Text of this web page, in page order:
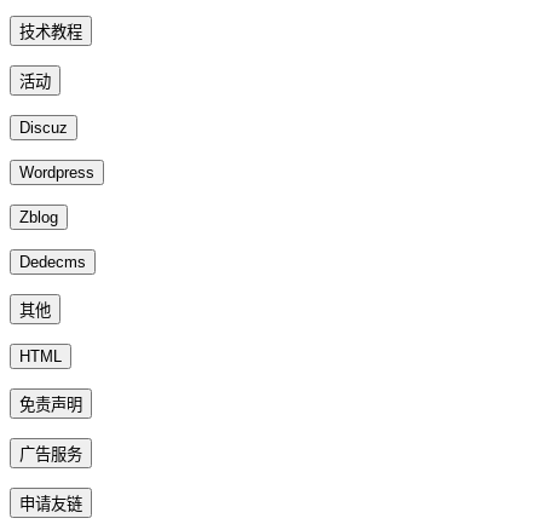
技术教程
活动
Discuz
Wordpress
Zblog
Dedecms
其他
HTML
免责声明
广告服务
申请友链